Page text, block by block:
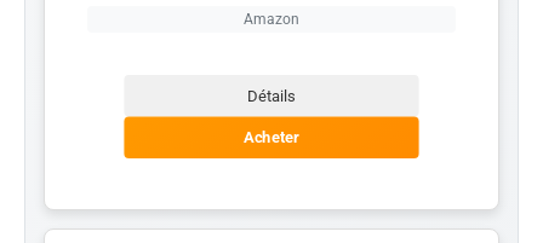
Amazon
Détails
Acheter